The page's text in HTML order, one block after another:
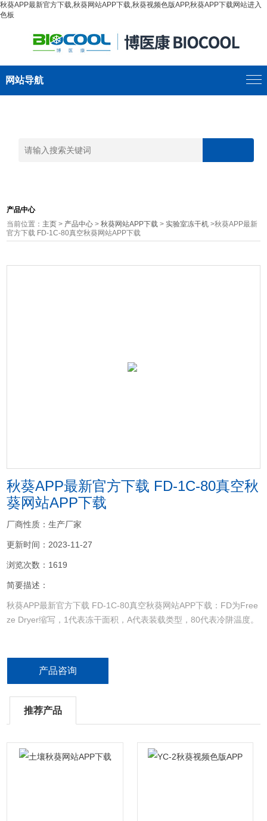
秋葵APP最新官方下载,秋葵网站APP下载,秋葵视频色版APP,秋葵APP下载网站进入
色板
网站导航
产品中心
当前位置： 主页 > 产品中心 >秋葵网站APP下载 >实验室冻干机 >秋葵APP最新
官方下载 FD-1C-80真空秋葵网站APP下载
秋葵APP最新官方下载 FD-1C-80真空秋
葵网站APP下载
厂商性质：生产厂家
更新时间：2023-11-27
浏览次数：1619
简要描述：
秋葵APP最新官方下载 FD-1C-80真空秋葵网站APP下载：FD为Free
ze Dryer缩写，1代表冻干面积，A代表装载类型，80代表冷阱温度。
产品咨询
推荐产品